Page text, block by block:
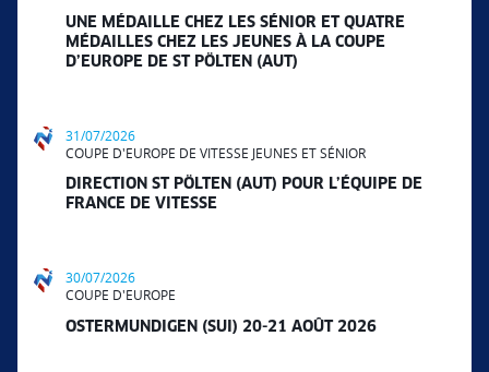
UNE MÉDAILLE CHEZ LES SÉNIOR ET QUATRE
MÉDAILLES CHEZ LES JEUNES À LA COUPE
D’EUROPE DE ST PÖLTEN (AUT)
31/07/2026
COUPE D'EUROPE DE VITESSE JEUNES ET SÉNIOR
DIRECTION ST PÖLTEN (AUT) POUR L’ÉQUIPE DE
FRANCE DE VITESSE
30/07/2026
COUPE D'EUROPE
OSTERMUNDIGEN (SUI) 20-21 AOÛT 2026